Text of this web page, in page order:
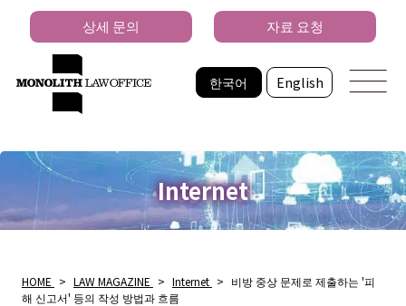
한국어 English
상세 문의 자료 요청
Internet
HOME > LAW MAGAZINE > Internet > 비방 중상 문제로 제출하는 '피
해 신고서' 등의 작성 방법과 흐름